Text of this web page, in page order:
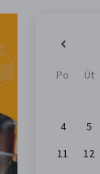
Po Út
4
5
11
12